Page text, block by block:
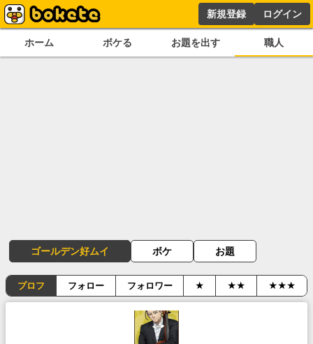
新規登録 ログイン
ホーム ボケる お題を出す 職人
ゴールデン好ムイ ボケ お題
プロフ フォロー フォロワー ★ ★★ ★★★